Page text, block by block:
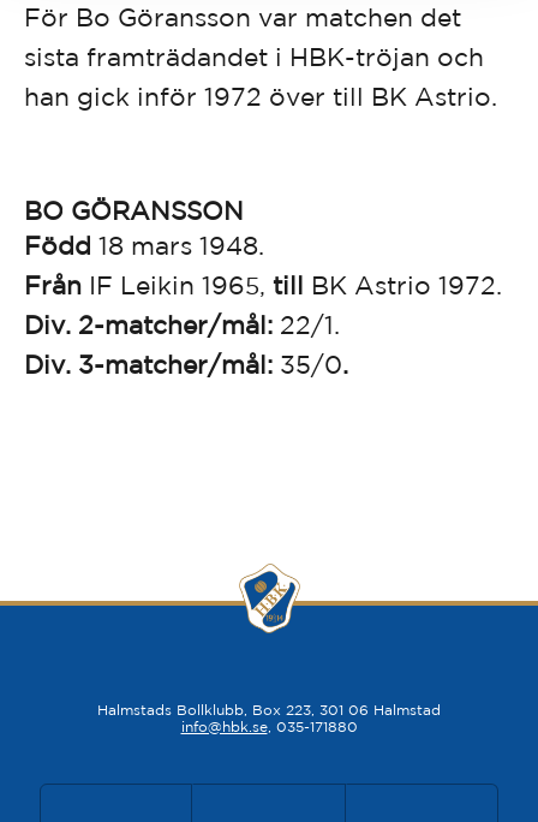
För Bo Göransson var matchen det
sista framträdandet i HBK-tröjan och
han gick inför 1972 över till BK Astrio.
BO GÖRANSSON
Född 18 mars 1948.
Från IF Leikin 1965, till BK Astrio 1972.
Div. 2-matcher/mål: 22/1.
Div. 3-matcher/mål: 35/0.
Halmstads Bollklubb, Box 223, 301 06 Halmstad
info@hbk.se, 035-171880